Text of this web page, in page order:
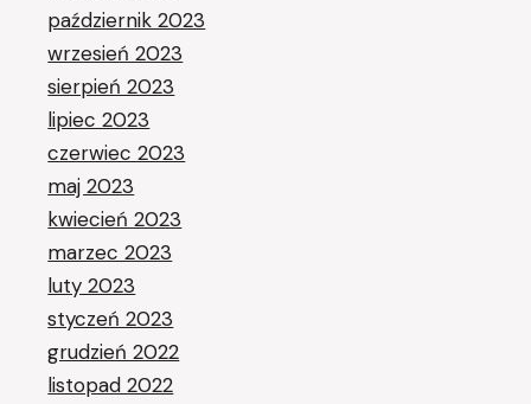
październik 2023
wrzesień 2023
sierpień 2023
lipiec 2023
czerwiec 2023
maj 2023
kwiecień 2023
marzec 2023
luty 2023
styczeń 2023
grudzień 2022
listopad 2022